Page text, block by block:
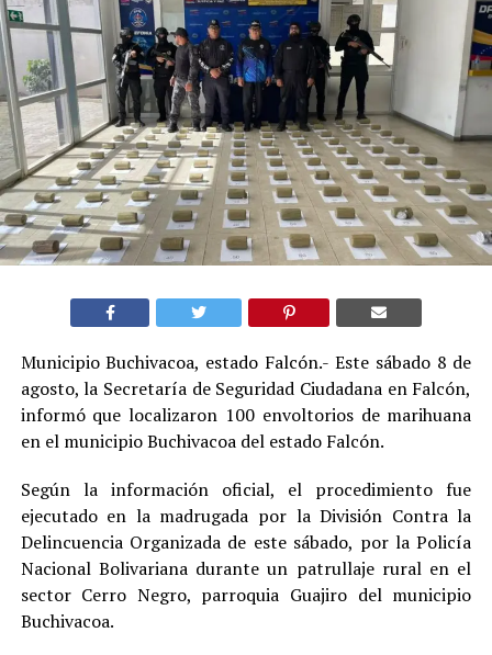
Municipio Buchivacoa, estado Falcón.- Este sábado 8 de
agosto, la Secretaría de Seguridad Ciudadana en Falcón,
informó que localizaron 100 envoltorios de marihuana
en el municipio Buchivacoa del estado Falcón.
Según la información oficial, el procedimiento fue
ejecutado en la madrugada por la División Contra la
Delincuencia Organizada de este sábado, por la Policía
Nacional Bolivariana durante un patrullaje rural en el
sector Cerro Negro, parroquia Guajiro del municipio
Buchivacoa.